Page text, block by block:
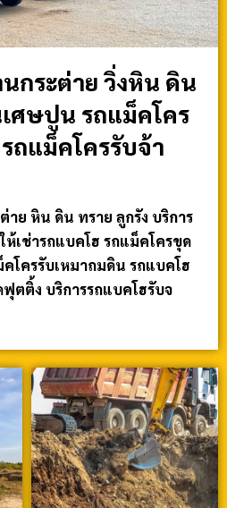
กระต่าย วิ่งหิน ดิน
ศษปูน รถแม็คโคร
ถแม็คโครรับจ้า
าย หิน ดิน ทราย ลูกรัง บริการ
ห้เช่ารถแบคโฮ รถแม็คโครขุด
โครรับเหมาถมดิน รถแบคโฮ
ตติ้ง บริการรถแบคโฮรับจ